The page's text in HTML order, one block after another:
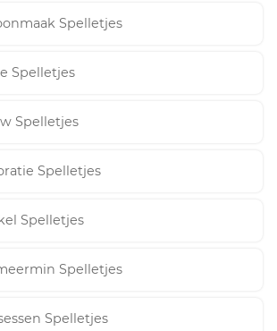
Spelletjes
Spelletjes
Spelletjes
Spelletjes
Spelletjes
Spelletjes
Spelletjes